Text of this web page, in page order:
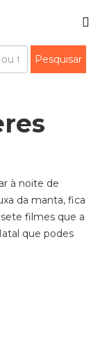
à noite de
da manta, fica
sete filmes que a
que podes